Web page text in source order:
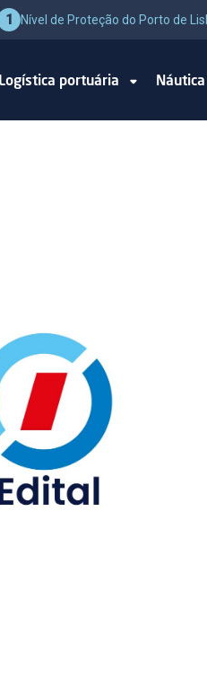
1 Nível de Proteção do Porto de
Logística portuária